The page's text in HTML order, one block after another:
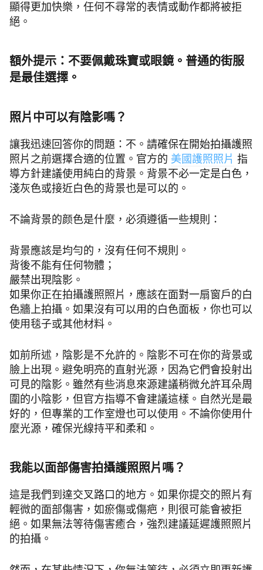
顯得更加快樂，任何不尋常的表情或動作都將被拒
絕。
額外提示：不要佩戴珠寶或眼鏡。普通的街服
是最佳選擇。
照片中可以有陰影嗎？
讓我迅速回答你的問題：不。請確保在開始拍攝護照
照片之前選擇合適的位置。官方的 美國護照照片 指
導方針建議使用純白的背景。背景不必一定是白色，
淺灰色或接近白色的背景也是可以的。
不論背景的颜色是什麼，必須遵循一些規則：
背景應該是均勻的，沒有任何不規則。
背後不能有任何物體；
嚴禁出現陰影。
如果你正在拍攝護照照片，應該在面對一扇窗戶的白
色牆上拍攝。如果沒有可以用的白色面板，你也可以
使用毯子或其他材料。
如前所述，陰影是不允許的。陰影不可在你的背景或
臉上出現。避免明亮的直射光源，因為它們會投射出
可見的陰影。雖然有些消息來源建議稍微允許耳朵周
圍的小陰影，但官方指導不會建議這樣。自然光是最
好的，但專業的工作室燈也可以使用。不論你使用什
麼光源，確保光線持平和柔和。
我能以面部傷害拍攝護照照片嗎？
這是我們到達交叉路口的地方。如果你提交的照片有
輕微的面部傷害，如瘀傷或傷疤，則很可能會被拒
絕。如果無法等待傷害癒合，強烈建議延遲護照照片
的拍攝。